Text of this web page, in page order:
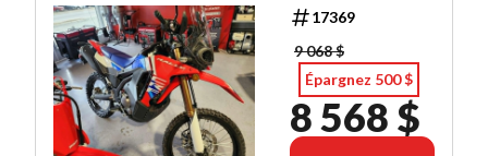
17369
9 068 $
Épargnez 500 $
8 568 $